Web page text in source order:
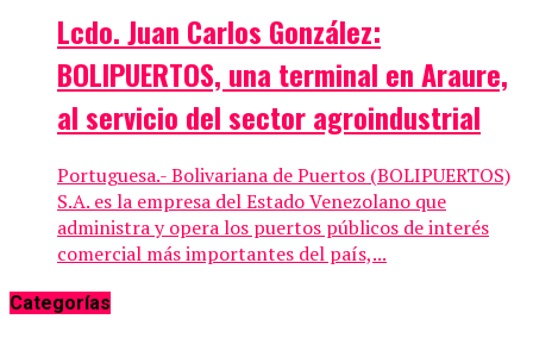
Lcdo. Juan Carlos González:
BOLIPUERTOS, una terminal en Araure,
al servicio del sector agroindustrial
Portuguesa.- Bolivariana de Puertos (BOLIPUERTOS)
S.A. es la empresa del Estado Venezolano que
administra y opera los puertos públicos de interés
comercial más importantes del país,...
Categorías